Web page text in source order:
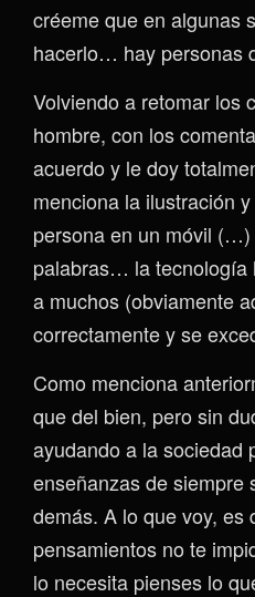
créeme que en algunas
hacerlo… hay personas
Volviendo a retomar los
hombre, con los
acuerdo y le doy
menciona la ilustración
persona en un móvil
palabras… la tecnología
a muchos (obviamente
correctamente y se
Como menciona
que del bien, pero sin
ayudando a la sociedad
enseñanzas de siempre
demás. A lo que voy, es
pensamientos no te
lo necesita pienses lo